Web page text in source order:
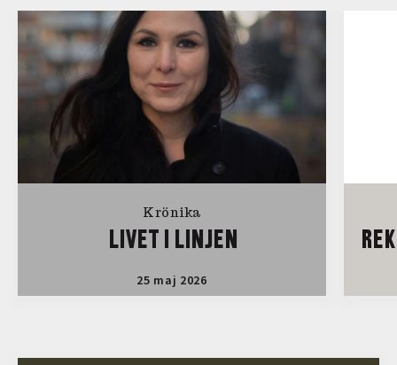
Krönika
LIVET I LINJEN
25 maj 2026